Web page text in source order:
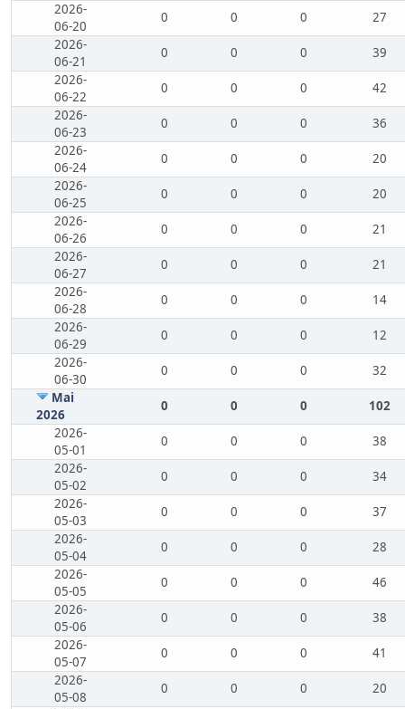
2026-
06-20
0 0 0
27
2026-
06-21
0 0 0
39
2026-
06-22
0 0 0
42
2026-
06-23
0 0 0
36
2026-
06-24
0 0 0
20
2026-
06-25
0 0 0
20
2026-
06-26
0 0 0
21
2026-
06-27
0 0 0
21
2026-
06-28
0 0 0
14
2026-
06-29
0 0 0
12
2026-
06-30
0 0 0
32
Mai
2026
0 0 0
102
2026-
05-01
0 0 0
38
2026-
05-02
0 0 0
34
2026-
05-03
0 0 0
37
2026-
05-04
0 0 0
28
2026-
05-05
0 0 0
46
2026-
05-06
0 0 0
38
2026-
05-07
0 0 0
41
2026-
05-08
0 0 0
20